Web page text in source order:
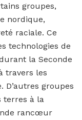
groupes,
nordique,
raciale. Ce
technologies de
la Seconde
travers les
groupes
terres à la
rancœur